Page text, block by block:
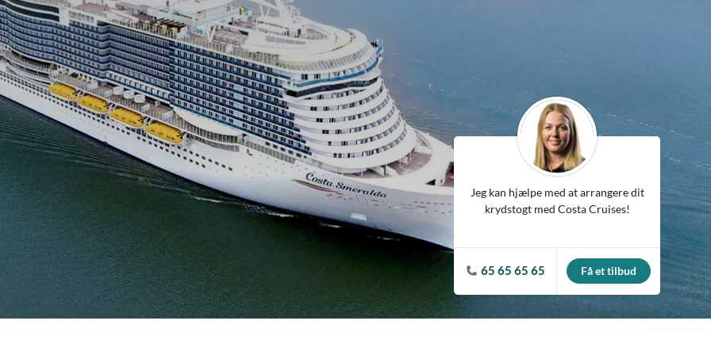
VIVA Cruises
Jeg kan hjælpe med at arrangere dit
krydstogt med Costa Cruises!
65 65 65 65 Få et tilbud